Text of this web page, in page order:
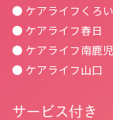
● ケアライフくろい
● ケアライフ春日
● ケアライフ南鹿
● ケアライフ山口
サービス付き